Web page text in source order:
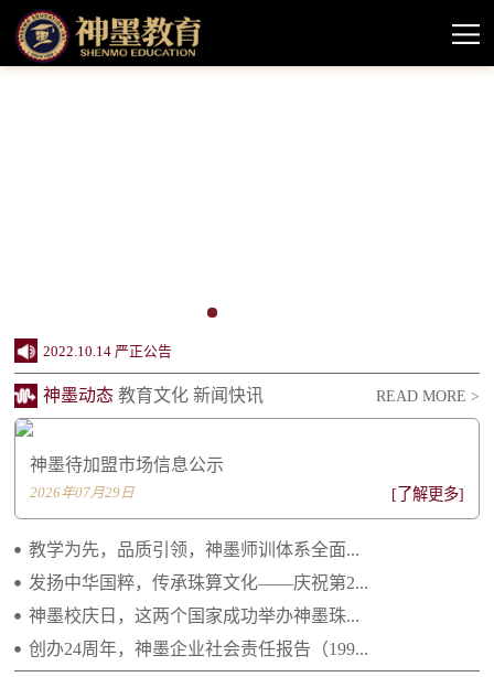
2024.10.11 神墨教育待加盟市场情况信息公示
2022.10.14 严正公告
2022.08.11 神墨品牌授权课程声明
2021.02.25 庆祝建党一百周年 祝福祖国繁荣...
2021.01.14 李绵军总校长2021年新年贺词
READ MORE >
神墨动态 教育文化 新闻快讯
神墨待加盟市场信息公示
[了解更多]
2026年07月29日
教学为先，品质引领，神墨师训体系全面...
发扬中华国粹，传承珠算文化——庆祝第2...
神墨校庆日，这两个国家成功举办神墨珠...
创办24周年，神墨企业社会责任报告（199...